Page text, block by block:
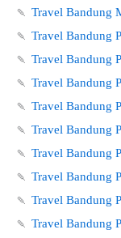
🍡 Travel Bandung
🍡 Travel Bandung
🍡 Travel Bandung
🍡 Travel Bandung
🍡 Travel Bandung
🍡 Travel Bandung
🍡 Travel Bandung
🍡 Travel Bandung
🍡 Travel Bandung
🍡 Travel Bandung